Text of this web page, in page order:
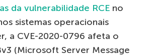
da vulnerabilidade RCE no
sistemas operacionais
a CVE-2020-0796 afeta o
(Microsoft Server Message